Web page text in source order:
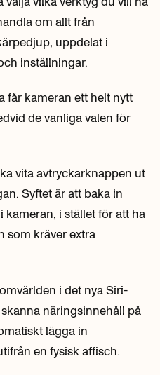
om allt från
uppdelat i
inställningar.
får kameran ett helt nytt
de vanliga valen för
vita avtryckarknappen ut
Syftet är att baka in
kameran, i stället för att ha
som kräver extra
i det nya Siri-
näringsinnehåll på
lägga in
en fysisk affisch.